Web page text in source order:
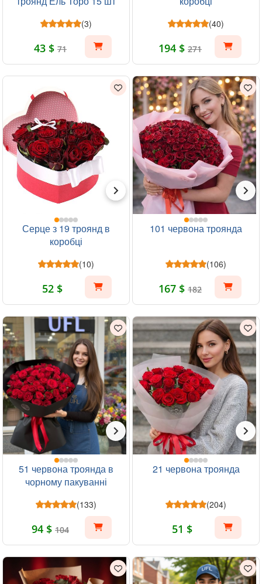
(3)
43 $ 71
(40)
194 $ 271
Серце з 19 троянд в
коробці
(10)
52 $
101 червона троянда
(106)
167 $ 182
51 червона троянда в
чорному пакуванні
(133)
94 $ 104
21 червона троянда
(204)
51 $